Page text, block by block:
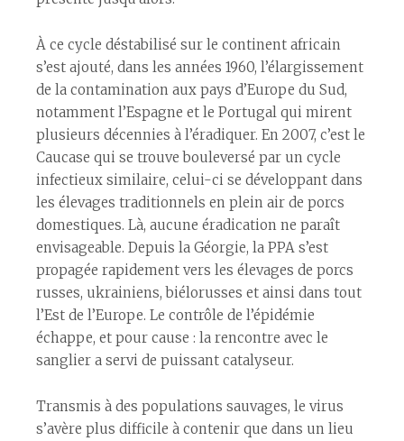
À ce cycle déstabilisé sur le continent africain
s’est ajouté, dans les années 1960, l’élargissement
de la contamination aux pays d’Europe du Sud,
notamment l’Espagne et le Portugal qui mirent
plusieurs décennies à l’éradiquer. En 2007, c’est le
Caucase qui se trouve bouleversé par un cycle
infectieux similaire, celui-ci se développant dans
les élevages traditionnels en plein air de porcs
domestiques. Là, aucune éradication ne paraît
envisageable. Depuis la Géorgie, la PPA s’est
propagée rapidement vers les élevages de porcs
russes, ukrainiens, biélorusses et ainsi dans tout
l’Est de l’Europe. Le contrôle de l’épidémie
échappe, et pour cause : la rencontre avec le
sanglier a servi de puissant catalyseur.
Transmis à des populations sauvages, le virus
s’avère plus difficile à contenir que dans un lieu